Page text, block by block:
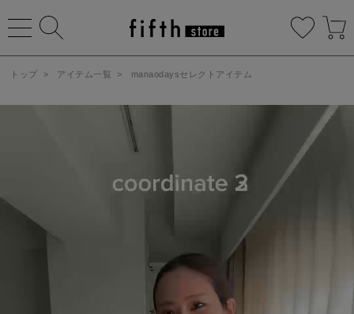
トップ > アイテム一覧 > manaodaysセレクトアイテム